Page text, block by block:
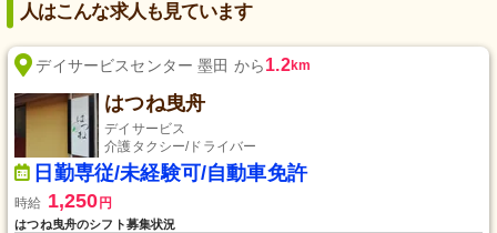
人はこんな求人も見ています
デイサービスセンター 墨田 から1.2km
はつね曳舟
デイサービス
介護タクシー/ドライバー
日勤専従/未経験可/自動車免許
時給 1,250 円
はつね曳舟のシフト募集状況